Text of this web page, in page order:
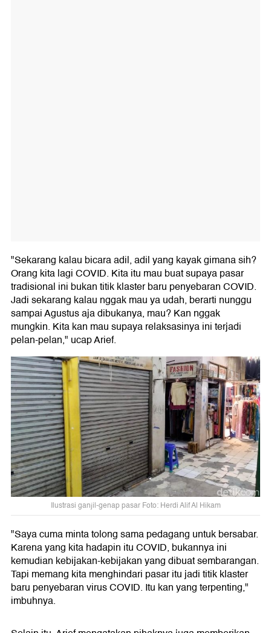
"Sekarang kalau bicara adil, adil yang kayak gimana sih?
Orang kita lagi COVID. Kita itu mau buat supaya pasar
tradisional ini bukan titik klaster baru penyebaran COVID.
Jadi sekarang kalau nggak mau ya udah, berarti nunggu
sampai Agustus aja dibukanya, mau? Kan nggak
mungkin. Kita kan mau supaya relaksasinya ini terjadi
pelan-pelan," ucap Arief.
Ilustrasi ganjil-genap pasar Foto: Herdi Alif Al Hikam
"Saya cuma minta tolong sama pedagang untuk bersabar.
Karena yang kita hadapin itu COVID, bukannya ini
kemudian kebijakan-kebijakan yang dibuat sembarangan.
Tapi memang kita menghindari pasar itu jadi titik klaster
baru penyebaran virus COVID. Itu kan yang terpenting,"
imbuhnya.